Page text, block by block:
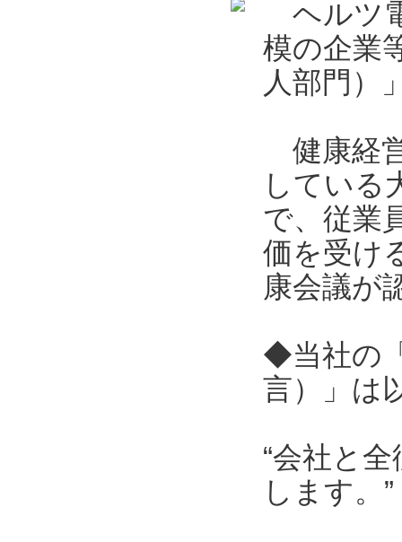
ヘルツ
模の企業
人部門）
健康経
している
で、従業
価を受け
康会議が
◆当社の
言）」は
“会社と
します。”